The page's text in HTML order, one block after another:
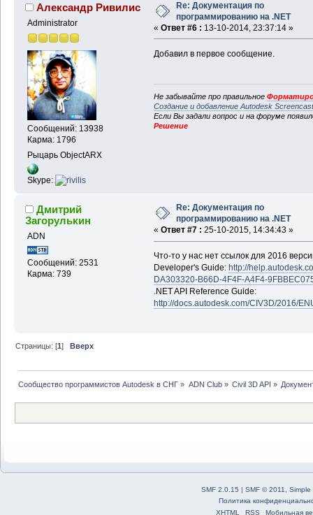
Александр Ривилис
Administrator
Сообщений: 13938
Карма: 1796
Рыцарь ObjectARX
Skype:
Re: Документация по
программированию на .NET
« Ответ #6 : 13-10-2014, 23:37:14 »
Добавил в первое сообщение.
Не забывайте про правильное
Создание и добавление Autodesk
Если Вы задали вопрос и на форуме
Решение
Дмитрий
Загорулькин
ADN
Сообщений: 2531
Карма: 739
Re: Документация по
программированию на .NET
« Ответ #7 : 25-10-2015, 14:34:43 »
Что-то у нас нет ссылок для 2016
Developer's Guide: http://
DA303320-B66D-4F4F-A4F4-
.NET API Reference Guide:
http://docs.autodesk.com/CIV3D/2016/
Страницы: [1] Вверх
Сообщество программистов Autodesk в СНГ » ADN Club» Civil 3D API »
SMF 2.0.15 SMF © 2011, Simple
Политика
XHTML
RSS Мобильная